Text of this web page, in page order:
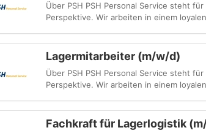
Über PSH PSH Personal Service steht
Perspektive. Wir arbeiten in einem
Lagermitarbeiter (m/w/d)
Über PSH PSH Personal Service steht
Perspektive. Wir arbeiten in einem
Fachkraft für Lagerlogistik